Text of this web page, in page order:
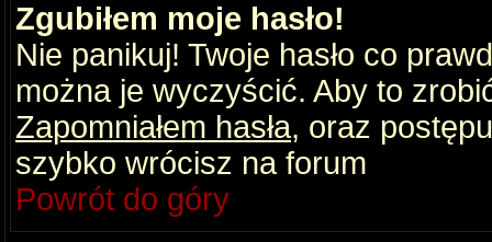
Zgubiłem moje hasło!
Nie panikuj! Twoje hasło co
można je wyczyścić. Aby to
Zapomniałem hasła, oraz
szybko wrócisz na forum
Powrót do góry